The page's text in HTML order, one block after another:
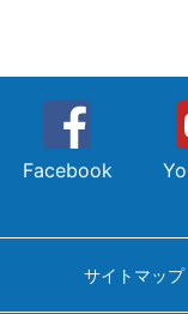
Facebook
サイトマップ